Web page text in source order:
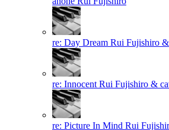
re: Day Dream Rui Fujishiro
re: Innocent Rui Fujishiro &
re: Picture In Mind Rui